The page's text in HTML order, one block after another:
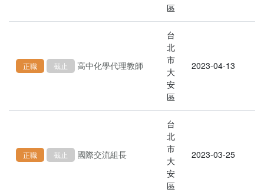
區
正職 截止 高中化學代理教師
台
北
市
大
安
區
2023-04-13
正職 截止 國際交流組長
台
北
市
大
安
區
2023-03-25